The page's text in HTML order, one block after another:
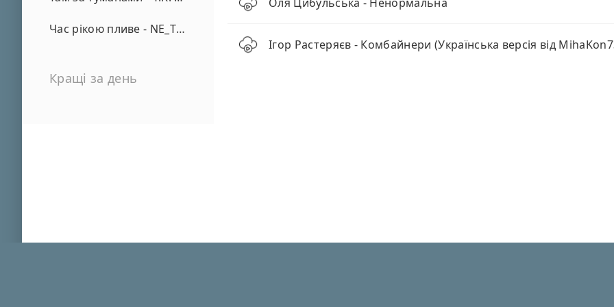
Час рікою пливе - NE_TVOYA_MRIYA
Кращі за день
Ігор Растеряєв - Комбайнери (Українська версія від